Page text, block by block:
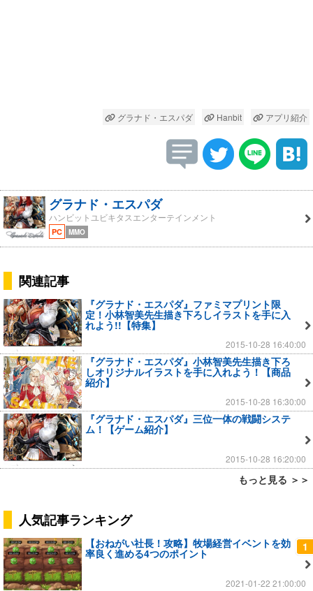
グラナド・エスパダ Hanbit アプリ紹介
グラナド・エスパダ
ハンビットユビキタスエンターテインメント
PC MMO
関連記事
『グラナド・エスパダ』ファミマプリント限
定！小林智美先生描き下ろしイラストを手に入
れよう!!【特集】
2015-10-28 16:40:00
『グラナド・エスパダ』小林智美先生描き下ろ
しオリジナルイラストを手に入れよう！【商品
紹介】
2015-10-28 16:30:00
『グラナド・エスパダ』三位一体の戦闘システ
ム！【ゲーム紹介】
2015-10-28 16:20:00
もっと見る ＞＞
人気記事ランキング
1
【おねがい社長！攻略】牧場経営イベントを効
率良く進める4つのポイント
2021-01-22 21:00:00